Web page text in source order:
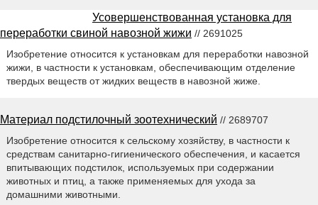
Усовершенствованная установка для
переработки свиной навозной жижи // 2691025
Изобретение относится к установкам для переработки навозной
жижи, в частности к установкам, обеспечивающим отделение
твердых веществ от жидких веществ в навозной жиже.
Материал подстилочный зоотехнический // 2689707
Изобретение относится к сельскому хозяйству, в частности к
средствам санитарно-гигиенического обеспечения, и касается
впитывающих подстилок, используемых при содержании
животных и птиц, а также применяемых для ухода за
домашними животными.